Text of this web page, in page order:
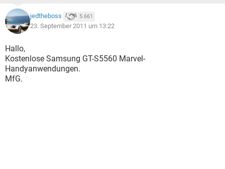
jedtheboss 5.661
23. September 2011 um 13:22
Hallo,
Kostenlose Samsung GT-S5560 Marvel-
Handyanwendungen.
MfG.